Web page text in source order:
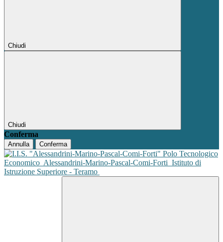
Chiudi
Chiudi
Conferma
Annulla Conferma
Polo Tecnologico
Economico Alessandrini-Marino-Pascal-Comi-Forti Istituto di
Istruzione Superiore - Teramo